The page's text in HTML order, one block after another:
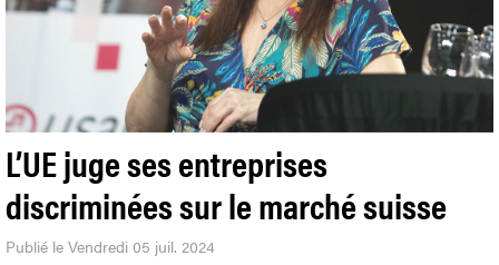
L’UE juge ses entreprises
discriminées sur le marché suisse
Publié le Vendredi 05 juil. 2024